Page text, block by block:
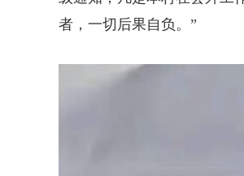
者，一切后果自负。”